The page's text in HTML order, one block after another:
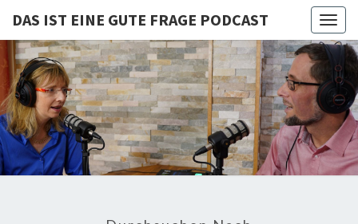
DAS IST EINE GUTE FRAGE PODCAST
DAS IST
EINE
GUTE
FRAGE
Von Cornelia Und
Volker
Quaschning – Der
Podcast Zur
Klimakrise Und
Energierevolution
Energiewende-